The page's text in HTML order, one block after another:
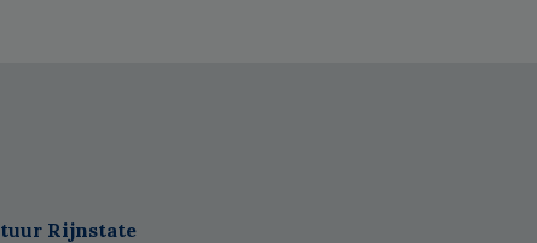
Rijnstate